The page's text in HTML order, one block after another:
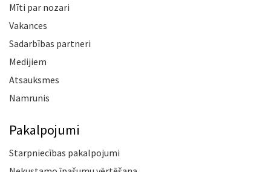
Mīti par nozari
Vakances
Sadarbības partneri
Medijiem
Atsauksmes
Namrunis
Pakalpojumi
Starpniecības pakalpojumi